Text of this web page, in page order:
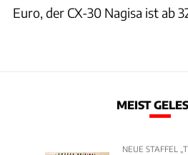
Euro, der CX-30 Nagisa ist ab
MEIST
NEUE STAFFEL